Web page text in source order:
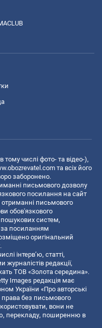
тому числі фото- та відео-),
та всіх його
заборонено.
письмового дозволу
посилання на сайт
отриманні письмового
обов'язкового
систем,
за посиланням
оригінальний
інтерв’ю, статті,
редакції,
ТОВ «Золота середина».
Images редакція має
України «Про авторські
права без письмового
вони не
перекладу, поширенню в